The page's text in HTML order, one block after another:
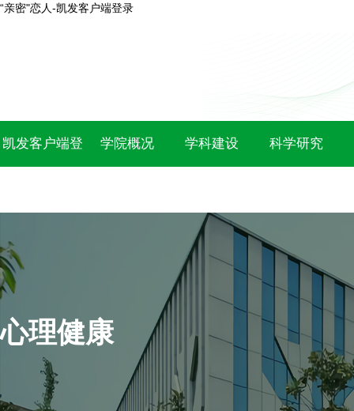
“亲密"恋人-凯发客户端登录
凯发客户端登 学院概况 学科建设 科学研究
心理健康